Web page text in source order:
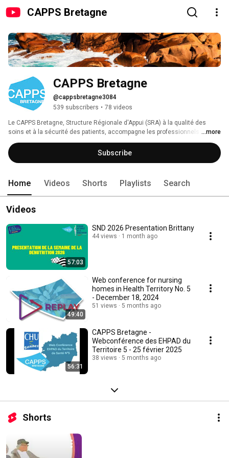
CAPPS Bretagne
CAPPS Bretagne
@cappsbretagne3084
539 subscribers • 78 videos
Le CAPPS Bretagne, Structure Régionale d'Appui (SRA) à la qualité des
soins et à la sécurité des patients, accompagne les professionnels de
santé et du médico-social bretons dans leurs démarches d'amélioration
des pratiques et organisations au bénéfice des patients et personnes
accompagnées.
...more
Subscribe
Home Videos Shorts Playlists Search
Videos
57:03
SND 2026 Presentation Brittany
44 views 1 month ago
49:40
Web conference for nursing
homes in Health Territory No. 5
- December 18, 2024
51 views 5 months ago
56:31
CAPPS Bretagne -
Webconférence des EHPAD du
Territoire 5 - 25 février 2025
38 views 5 months ago
Shorts